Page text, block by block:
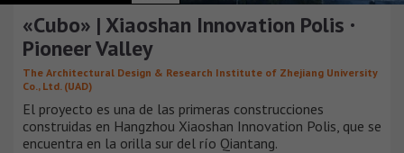
«Cubo» | Xiaoshan Innovation Polis ·
Pioneer Valley
The Architectural Design & Research Institute of Zhejiang University
Co., Ltd. (UAD)
El proyecto es una de las primeras construcciones
construidas en Hangzhou Xiaoshan Innovation Polis, que se
encuentra en la orilla sur del río Qiantang.